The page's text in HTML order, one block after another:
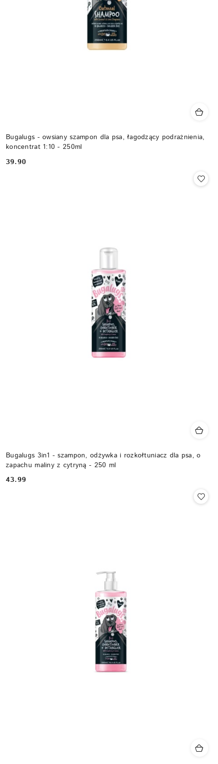
Bugalugs - owsiany szampon dla psa, łagodzący podrażnienia,
koncentrat 1:10 - 250ml
Cena:
39.90
Bugalugs 3in1 - szampon, odżywka i rozkołtuniacz dla psa, o
zapachu maliny z cytryną - 250 ml
Cena:
43.99